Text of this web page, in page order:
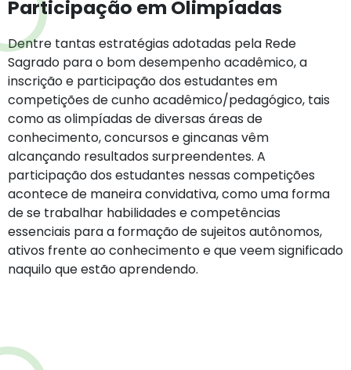
Participação em Olimpíadas
Dentre tantas estratégias adotadas pela Rede
Sagrado para o bom desempenho acadêmico, a
inscrição e participação dos estudantes em
competições de cunho acadêmico/pedagógico, tais
como as olimpíadas de diversas áreas de
conhecimento, concursos e gincanas vêm
alcançando resultados surpreendentes. A
participação dos estudantes nessas competições
acontece de maneira convidativa, como uma forma
de se trabalhar habilidades e competências
essenciais para a formação de sujeitos autônomos,
ativos frente ao conhecimento e que veem significado
naquilo que estão aprendendo.